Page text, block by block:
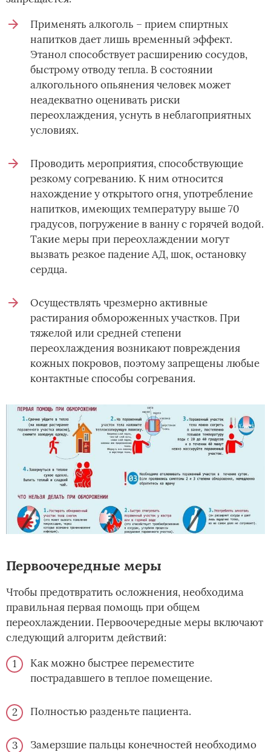
Применять алкоголь – прием спиртных
напитков дает лишь временный эффект.
Этанол способствует расширению сосудов,
быстрому отводу тепла. В состоянии
алкогольного опьянения человек может
неадекватно оценивать риски
переохлаждения, уснуть в неблагоприятных
условиях.
Проводить мероприятия, способствующие
резкому согреванию. К ним относится
нахождение у открытого огня, употребление
напитков, имеющих температуру выше 70
градусов, погружение в ванну с горячей водой.
Такие меры при переохлаждении могут
вызвать резкое падение АД, шок, остановку
сердца.
Осуществлять чрезмерно активные
растирания обмороженных участков. При
тяжелой или средней степени
переохлаждения возникают повреждения
кожных покровов, поэтому запрещены любые
контактные способы согревания.
Первоочередные меры
Чтобы предотвратить осложнения, необходима
правильная первая помощь при общем
переохлаждении. Первоочередные меры включают
следующий алгоритм действий:
Как можно быстрее переместите
пострадавшего в теплое помещение.
Полностью разденьте пациента.
Замерзшие пальцы конечностей необходимо